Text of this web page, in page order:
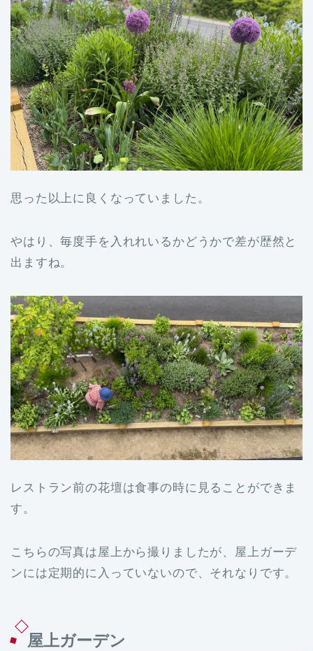
思った以上に良くなっていました。
やはり、毎度手を入れれいるかどうかで差が歴然と
出ますね。
レストラン前の花壇は食事の時に見ることができま
す。
こちらの写真は屋上から撮りましたが、屋上ガーデ
ンには定期的に入っていないので、それなりです。
屋上ガーデン